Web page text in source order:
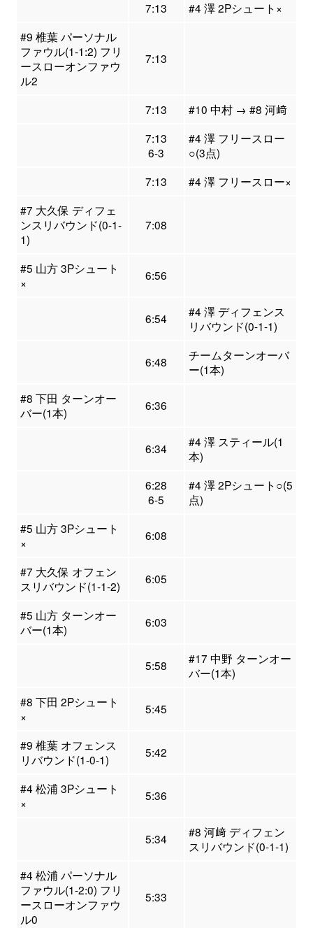
7:13
#4 澤 2Pシュート×
#9 椎葉 パーソナル
ファウル(1-1:2) フリ
ースローオンファウ
ル2
7:13
7:13
#10 中村 → #8 河﨑
7:13
6-3
#4 澤 フリースロー
○(3点)
7:13
#4 澤 フリースロー×
#7 大久保 ディフェ
ンスリバウンド(0-1-
1)
7:08
#5 山方 3Pシュート
×
6:56
6:54
#4 澤 ディフェンス
リバウンド(0-1-1)
6:48
チームターンオーバ
ー(1本)
#8 下田 ターンオー
バー(1本)
6:36
6:34
#4 澤 スティール(1
本)
6:28
6-5
#4 澤 2Pシュート○(5
点)
#5 山方 3Pシュート
×
6:08
#7 大久保 オフェン
スリバウンド(1-1-2)
6:05
#5 山方 ターンオー
バー(1本)
6:03
5:58
#17 中野 ターンオー
バー(1本)
#8 下田 2Pシュート
×
5:45
#9 椎葉 オフェンス
リバウンド(1-0-1)
5:42
#4 松浦 3Pシュート
×
5:36
5:34
#8 河﨑 ディフェン
スリバウンド(0-1-1)
#4 松浦 パーソナル
ファウル(1-2:0) フリ
ースローオンファウ
ル0
5:33